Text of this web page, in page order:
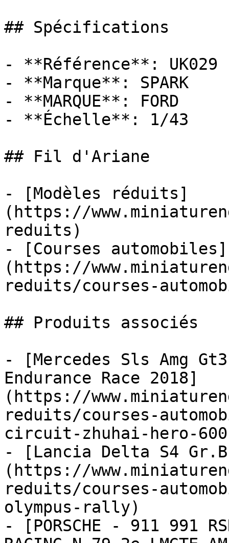
## Spécifications
- **Référence**: UK029
- **Marque**: SPARK
- **MARQUE**: FORD
- **Échelle**: 1/43
## Fil d'Ariane
- [Modèles réduits]
(https://
reduits)
- [Courses automobiles]
(https://
reduits/courses-
## Produits associés
- [Mercedes Sls Amg
Endurance Race 2018]
(https://
reduits/courses-
circuit-zhuhai-hero-
- [Lancia Delta S4
(https://
reduits/courses-
olympus-rally)
- [PORSCHE - 911 991